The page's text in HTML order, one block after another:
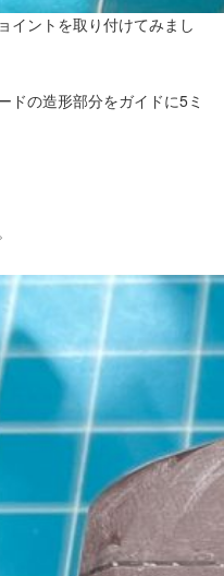
イントを取り付けてみまし
ドの造形部分をガイドに5ミ